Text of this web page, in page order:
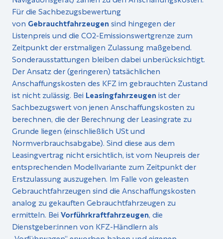
Für die Sachbezugsbewertung
von Gebrauchtfahrzeugensind hingegen der
Listenpreis und die CO2-Emissionswertgrenze zum
Zeitpunkt der erstmaligen Zulassung maßgebend.
Sonderausstattungen bleiben dabei unberücksichtigt.
Der Ansatz der (geringeren) tatsächlichen
Anschaffungskosten des KFZ im gebrauchten Zustand
ist nicht zulässig. Bei Leasingfahrzeugenist der
Sachbezugswert von jenen Anschaffungskosten zu
berechnen, die der Berechnung der Leasingrate zu
Grunde liegen (einschließlich USt und
Normverbrauchsabgabe). Sind diese aus dem
Leasingvertrag nicht ersichtlich, ist vom Neupreis der
entsprechenden Modellvariante zum Zeitpunkt der
Erstzulassung auszugehen. Im Falle von geleasten
Gebrauchtfahrzeugen sind die Anschaffungskosten
analog zu gekauften Gebrauchtfahrzeugen zu
ermitteln. Bei Vorführkraftfahrzeugen, die
Dienstgeber:innen von KFZ-Händlern als